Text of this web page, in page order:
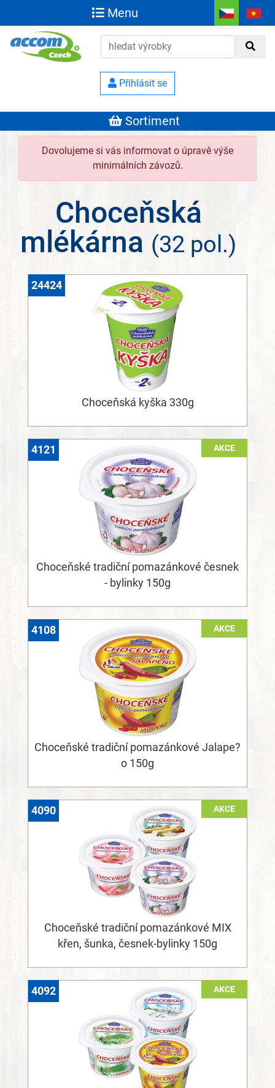
Menu
Přihlásit se
Sortiment
Dovolujeme si vás informovat o úpravě výše
minimálních závozů.
Choceňská
mlékárna (32 pol.)
Choceňská kyška 330g
24424
AKCE
Choceňské tradiční pomazánkové česnek
- bylinky 150g
4121
AKCE
Choceňské tradiční pomazánkové Jalape?
o 150g
4108
AKCE
Choceňské tradiční pomazánkové MIX
křen, šunka, česnek-bylinky 150g
4090
AKCE
4092